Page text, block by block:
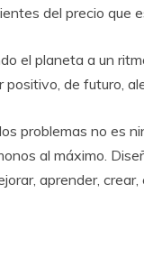
del precio que
el planeta a un
positivo, de futuro,
problemas no es
al máximo.
aprender, crear,